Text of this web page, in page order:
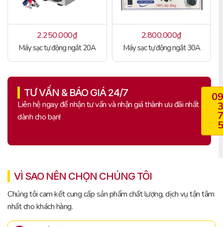
2.250.000₫
Máy sạc tự động ngắt 20A
2.800.000₫
Máy sạc tự động ngắt 30A
TƯ VẤN & BÁO GIÁ 24/7
Liên hệ ngay để nhận tư vấn và nhận giá thành ưu đãi nhất
dành cho bạn!
VÌ SAO NÊN CHỌN CHÚNG TÔI
Chúng tôi cam kết cung cấp sản phẩm chất lượng, dịch vụ tận tâm
nhất cho khách hàng.